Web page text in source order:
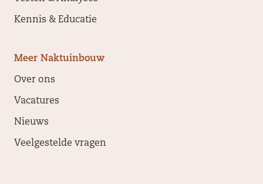
Kennis & Educatie
Meer Naktuinbouw
Over ons
Vacatures
Nieuws
Veelgestelde vragen